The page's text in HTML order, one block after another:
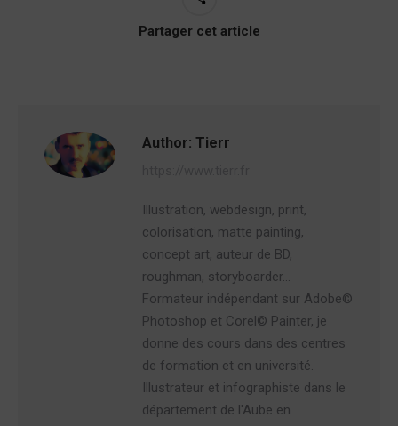
Partager cet article
Author: Tierr
Illustration, webdesign, print,
colorisation, matte painting,
concept art, auteur de BD,
roughman, storyboarder…
Formateur indépendant sur Adobe©
Photoshop et Corel© Painter, je
donne des cours dans des centres
de formation et en université.
Illustrateur et infographiste dans le
département de l'Aube en